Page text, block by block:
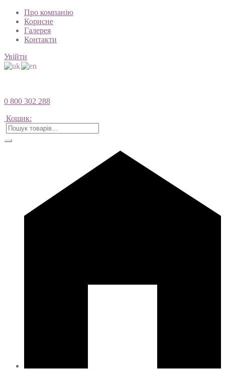
Про компанію
Корисне
Галерея
Контакти
Увійти
0 800 302 288
Кошик: